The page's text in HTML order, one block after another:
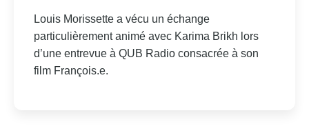
Louis Morissette a vécu un échange
particulièrement animé avec Karima Brikh lors
d’une entrevue à QUB Radio consacrée à son
film François.e.